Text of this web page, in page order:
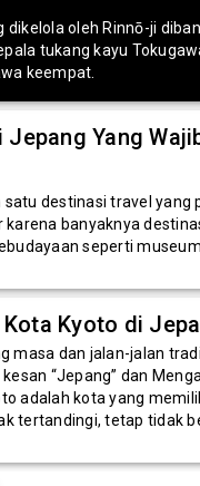
dikelola oleh Rinnō-ji
tukang kayu
keempat.
Yang
destinasi travel yang
banyaknya
seperti
Kyoto di
masa dan jalan-jalan
“Jepang” dan
adalah kota yang
tertandingi, tetap tidak